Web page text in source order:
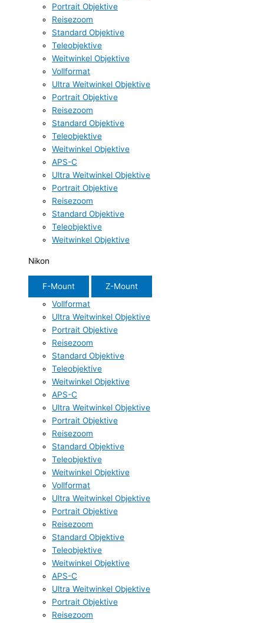
Portrait Objektive
Reisezoom
Standard Objektive
Teleobjektive
Weitwinkel Objektive
Vollformat
Ultra Weitwinkel Objektive
Portrait Objektive
Reisezoom
Standard Objektive
Teleobjektive
Weitwinkel Objektive
APS-C
Ultra Weitwinkel Objektive
Portrait Objektive
Reisezoom
Standard Objektive
Teleobjektive
Weitwinkel Objektive
Nikon
F-Mount
Z-Mount
Vollformat
Ultra Weitwinkel Objektive
Portrait Objektive
Reisezoom
Standard Objektive
Teleobjektive
Weitwinkel Objektive
APS-C
Ultra Weitwinkel Objektive
Portrait Objektive
Reisezoom
Standard Objektive
Teleobjektive
Weitwinkel Objektive
Vollformat
Ultra Weitwinkel Objektive
Portrait Objektive
Reisezoom
Standard Objektive
Teleobjektive
Weitwinkel Objektive
APS-C
Ultra Weitwinkel Objektive
Portrait Objektive
Reisezoom